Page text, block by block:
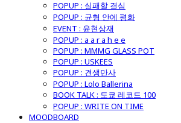
POPUP : 실패할 결심
POPUP : 균형 안에 평화
EVENT : 윤현상재
POPUP : a a r a h e e
POPUP : MMMG GLASS POT
POPUP : USKEES
POPUP : 견생만사
POPUP : Lolo Ballerina
BOOK TALK : 도쿄 레코드 100
POPUP : WRITE ON TIME
MOODBOARD